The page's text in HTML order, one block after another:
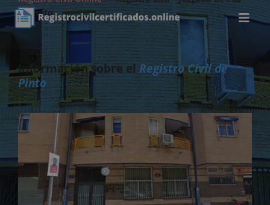
de Pinto
Información sobre el Registro Civil de
Pinto